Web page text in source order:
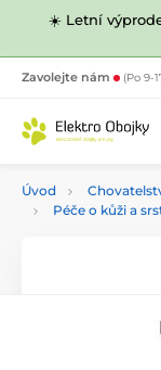
☀️ Letní
Zavolejte nám (Po 9-
Úvod
Péče o kůži a